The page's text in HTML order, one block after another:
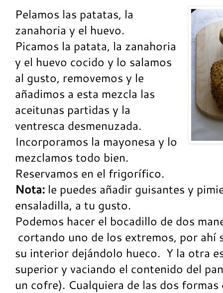
Pelamos las patatas, la
zanahoria y el huevo.
Picamos la patata, la zanahoria
y el huevo cocido y lo salamos
al gusto, removemos y le
añadimos a esta mezcla las
aceitunas partidas y la
ventresca desmenuzada.
Incorporamos la mayonesa y lo
mezclamos todo bien.
Reservamos en el frigorífico.
Nota: le puedes añadir guisantes y
ensaladilla, a tu gusto.
Podemos hacer el bocadillo de dos
cortando uno de los extremos, por ahí
su interior dejándolo hueco. Y la otra
superior y vaciando el contenido del
un cofre). Cualquiera de las dos formas